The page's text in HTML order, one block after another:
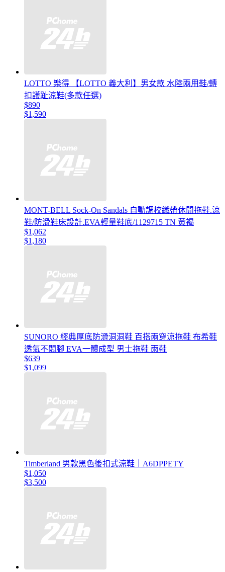
LOTTO 樂得 【LOTTO 義大利】男女款 水陸兩用鞋/轉
扣護趾涼鞋(多款任選)
$890
$1,590
MONT-BELL Sock-On Sandals 自動調校織帶休閒拖鞋.涼
鞋/防滑鞋床設計.EVA輕量鞋底/1129715 TN 黃褐
$1,062
$1,180
SUNORO 經典厚底防滑洞洞鞋 百搭兩穿涼拖鞋 布希鞋
透氣不悶腳 EVA一體成型 男士拖鞋 雨鞋
$639
$1,099
Timberland 男款黑色後扣式涼鞋｜A6DPPETY
$1,050
$3,500